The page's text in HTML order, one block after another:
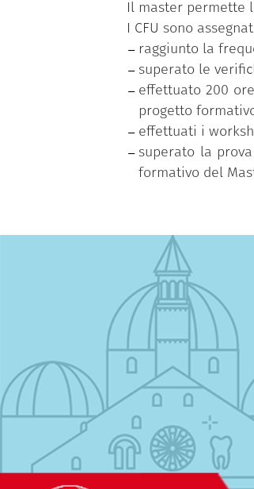
Il master permette
I CFU sono
raggiunto la
superato le
effettuato 200
progetto
effettuati i
superato la
formativo del